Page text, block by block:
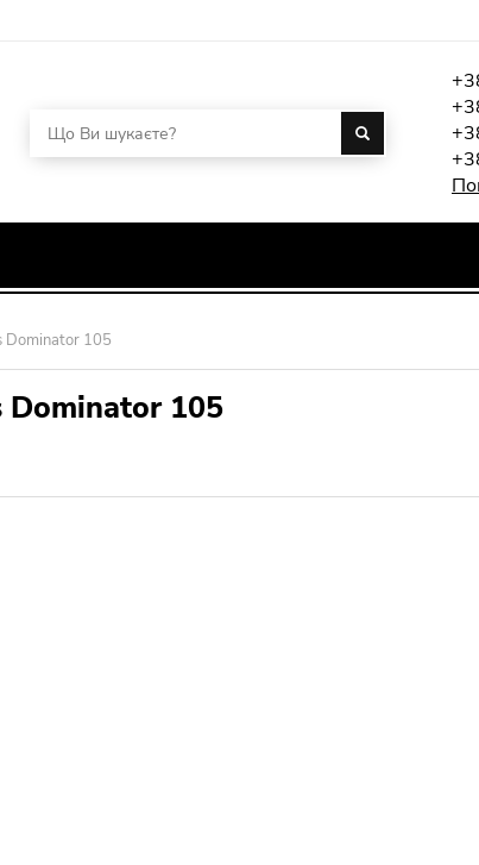
Dominator 105
Dominator 105